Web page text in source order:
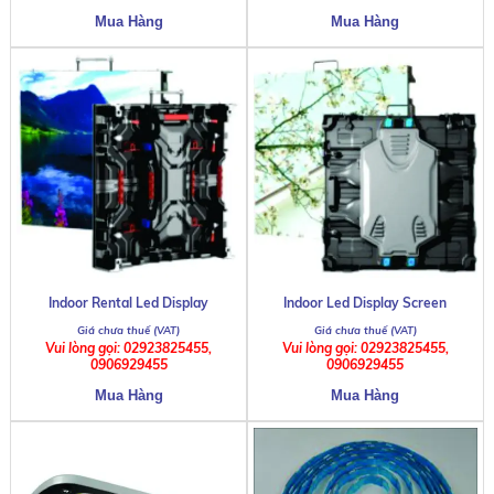
Indoor Rental Led Display
Vui lòng gọi: 02923825455,
0906929455
Indoor Led Display Screen
Vui lòng gọi: 02923825455,
0906929455